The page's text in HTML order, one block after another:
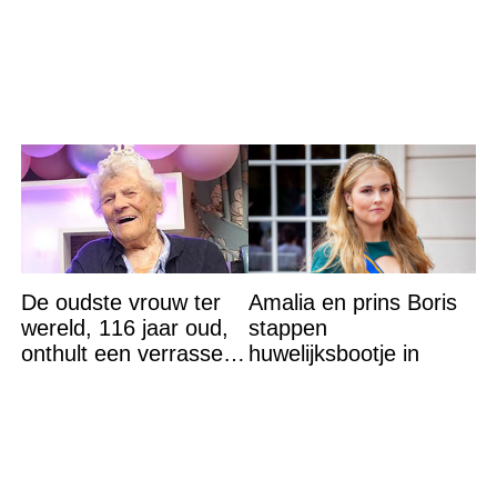
De oudste vrouw ter
wereld, 116 jaar oud,
onthult een verrassend
Amalia en prins Boris
stappen
huwelijksbootje in